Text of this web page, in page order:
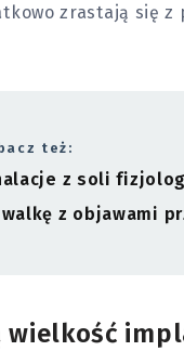
zrastają się z
też:
z soli
walkę z objawami
wielkość